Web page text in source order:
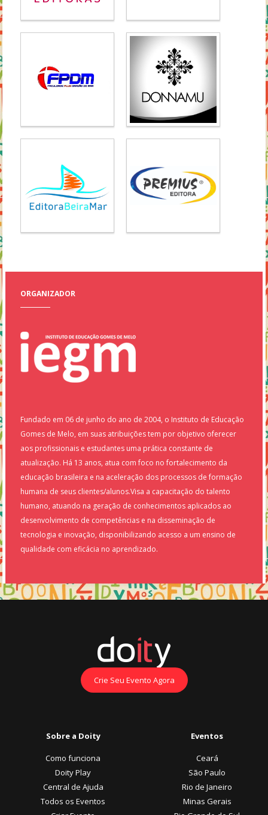
ORGANIZADOR
Fundado em 06 de junho do ano de 2004, o Instituto de Educação
Gomes de Melo, em suas atribuições tem por objetivo oferecer
aos profissionais e estudantes uma prática constante de
atualização. Há 13 anos, atua com foco no fortalecimento da
educação brasileira e na aceleração dos processos de formação
humana de seus clientes/alunos.Visa a capacitação do talento
humano, atuando na geração de conhecimentos aplicados ao
desenvolvimento de competências e na disseminação de
tecnologia e inovação, disponibilizando acesso a um ensino de
qualidade com eficácia no aprendizado.
Crie Seu Evento Agora
Sobre a Doity
Como funciona
Doity Play
Central de Ajuda
Todos os Eventos
Eventos
Ceará
São Paulo
Rio de Janeiro
Minas Gerais